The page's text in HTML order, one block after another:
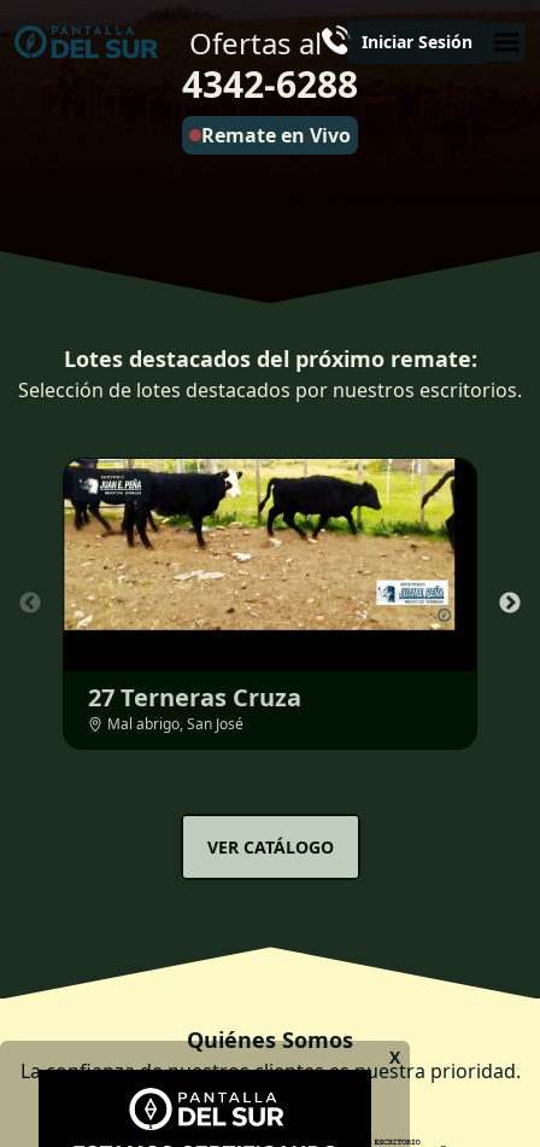
X
Iniciar Sesión
Ofertas al
4342-6288
Remate en Vivo
Lotes destacados del próximo remate:
Selección de lotes destacados por nuestros escritorios.
27Terneras Cruza
Mal abrigo,San José
VER CATÁLOGO
Quiénes Somos
La confianza de nuestros clientes es nuestra prioridad.